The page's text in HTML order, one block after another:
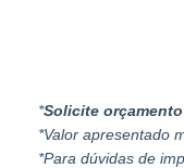
*Solicite
*Valor apresentado
*Para dúvidas de